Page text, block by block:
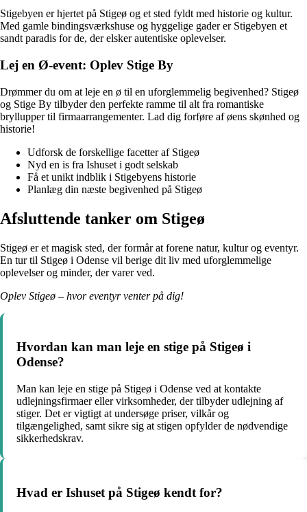
Stigebyen er hjertet på Stigeø og et sted fyldt med historie og kultur.
Med gamle bindingsværkshuse og hyggelige gader er Stigebyen et
sandt paradis for de, der elsker autentiske oplevelser.
Lej en Ø-event: Oplev Stige By
Drømmer du om at leje en ø til en uforglemmelig begivenhed? Stigeø
og Stige By tilbyder den perfekte ramme til alt fra romantiske
bryllupper til firmaarrangementer. Lad dig forføre af øens skønhed og
historie!
Udforsk de forskellige facetter af Stigeø
Nyd en is fra Ishuset i godt selskab
Få et unikt indblik i Stigebyens historie
Planlæg din næste begivenhed på Stigeø
Afsluttende tanker om Stigeø
Stigeø er et magisk sted, der formår at forene natur, kultur og eventyr.
En tur til Stigeø i Odense vil berige dit liv med uforglemmelige
oplevelser og minder, der varer ved.
Oplev Stigeø – hvor eventyr venter på dig!
Hvordan kan man leje en stige på Stigeø i
Odense?
Man kan leje en stige på Stigeø i Odense ved at kontakte
udlejningsfirmaer eller virksomheder, der tilbyder udlejning af
stiger. Det er vigtigt at undersøge priser, vilkår og
tilgængelighed, samt sikre sig at stigen opfylder de nødvendige
sikkerhedskrav.
Hvad er Ishuset på Stigeø kendt for?